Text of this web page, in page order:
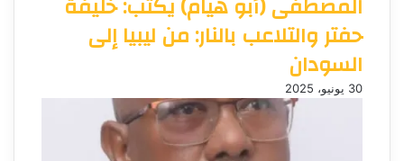
حفتر والتلاعب بالنار: من ليبيا إلى
السودان
30 يونيو، 2025